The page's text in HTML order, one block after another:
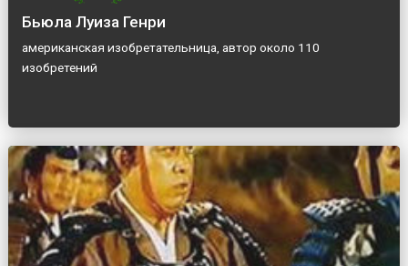
Бьюла Луиза Генри
американская изобретательница, автор около 110
изобретений